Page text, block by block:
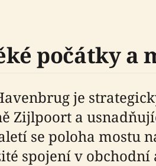
počátky a
je
Zijlpoort a
se poloha mostu
spojení v obchodní